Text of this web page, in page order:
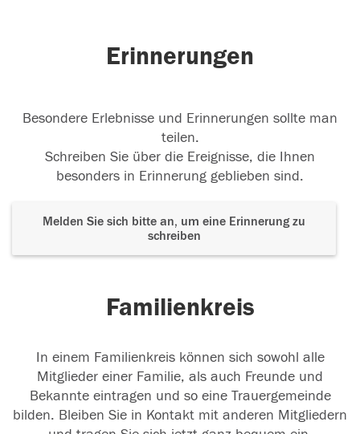
Erinnerungen
Besondere Erlebnisse und Erinnerungen sollte man
teilen.
Schreiben Sie über die Ereignisse, die Ihnen
besonders in Erinnerung geblieben sind.
Melden Sie sich bitte an, um eine Erinnerung zu
schreiben
Familienkreis
In einem Familienkreis können sich sowohl alle
Mitglieder einer Familie, als auch Freunde und
Bekannte eintragen und so eine Trauergemeinde
bilden. Bleiben Sie in Kontakt mit anderen Mitgliedern